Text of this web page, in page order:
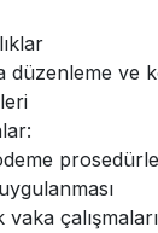
düzenleme ve
vaka